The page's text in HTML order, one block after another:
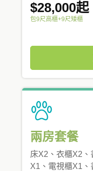
$28,000起
包9尺高櫃+9尺矮櫃
兩房套餐
床X2、衣櫃X2
X1、電視櫃X1、